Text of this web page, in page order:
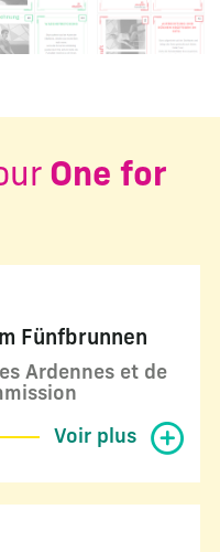
One for
Fünfbrunnen
Ardennes et de
Voir plus